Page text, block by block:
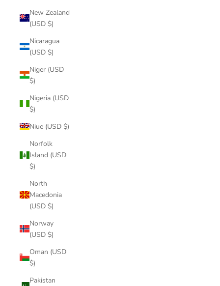
New Zealand
(USD $)
Nicaragua
(USD $)
Niger (USD
$)
Nigeria (USD
$)
Niue (USD $)
Norfolk
Island (USD
$)
North
Macedonia
(USD $)
Norway
(USD $)
Oman (USD
$)
Pakistan